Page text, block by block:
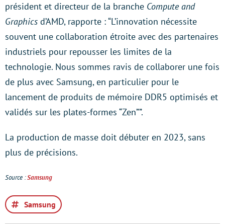
président et directeur de la branche Compute and
Graphics d’AMD, rapporte : “L’innovation nécessite
souvent une collaboration étroite avec des partenaires
industriels pour repousser les limites de la
technologie. Nous sommes ravis de collaborer une fois
de plus avec Samsung, en particulier pour le
lancement de produits de mémoire DDR5 optimisés et
validés sur les plates-formes “Zen””.
La production de masse doit débuter en 2023, sans
plus de précisions.
Source :Samsung
Samsung